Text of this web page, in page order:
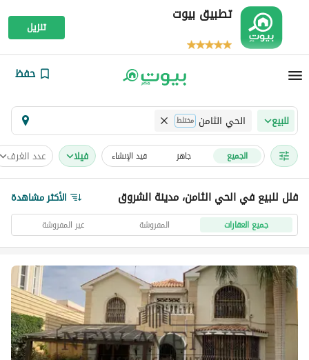
تطبيق بيوت
تنزيل
حفظ
للبيع الحي الثامن مختلط
الجميع جاهز قيد الإنشاء فیلا عدد الغرف
فلل للبيع في الحي الثامن، مدينة الشروق الأكثر مشاهدة
جميع العقارات المفروشة غير المفروشة